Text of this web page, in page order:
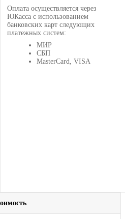
Оплата осуществляется через
ЮКасса с использованием
банковских карт следующих
платежных систем:
МИР
СБП
MasterCard, VISA